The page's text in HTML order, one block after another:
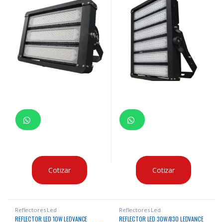
Cotizar Cotizar
Reflectores Led
REFLECTOR LED 10W LEDVANCE
Reflectores Led
REFLECTOR LED 30W/830 LEDVANCE